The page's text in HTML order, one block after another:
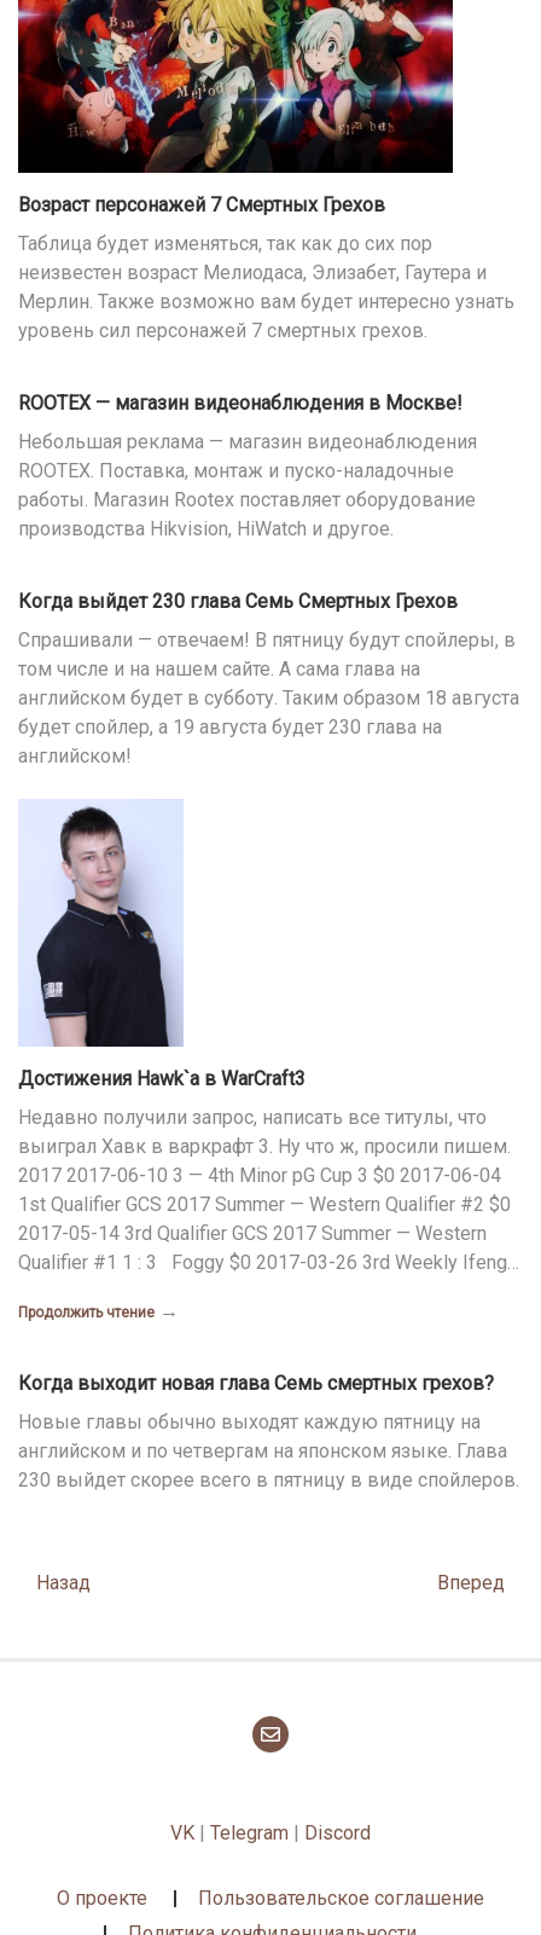
Возраст персонажей 7 Смертных Грехов
Таблица будет изменяться, так как до сих пор
неизвестен возраст Мелиодаса, Элизабет, Гаутера и
Мерлин. Также возможно вам будет интересно узнать
уровень сил персонажей 7 смертных грехов.
ROOTEX — магазин видеонаблюдения в Москве!
Небольшая реклама — магазин видеонаблюдения
ROOTEX. Поставка, монтаж и пуско-наладочные
работы. Магазин Rootex поставляет оборудование
производства Hikvision, HiWatch и другое.
Когда выйдет 230 глава Семь Смертных Грехов
Спрашивали — отвечаем! В пятницу будут спойлеры, в
том числе и на нашем сайте. А сама глава на
английском будет в субботу. Таким образом 18 августа
будет спойлер, а 19 августа будет 230 глава на
английском!
Достижения Hawk`a в WarCraft3
Недавно получили запрос, написать все титулы, что
выиграл Хавк в варкрафт 3. Ну что ж, просили пишем.
2017 2017-06-10 3 — 4th Minor pG Cup 3 $0 2017-06-04
1st Qualifier GCS 2017 Summer — Western Qualifier #2 $0
2017-05-14 3rd Qualifier GCS 2017 Summer — Western
Qualifier #1 1 : 3 Foggy $0 2017-03-26 3rd Weekly Ifeng…
Продолжить чтение →
Когда выходит новая глава Семь смертных грехов?
Новые главы обычно выходят каждую пятницу на
английском и по четвергам на японском языке. Глава
230 выйдет скорее всего в пятницу в виде спойлеров.
Posts
Назад Вперед
VK Telegram Discord
О проекте
Пользовательское соглашение